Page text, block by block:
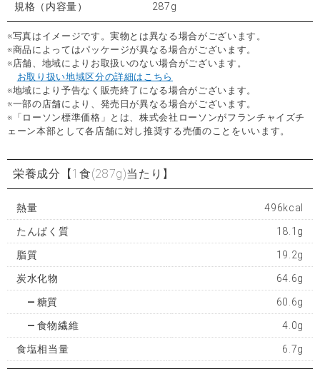
規格（内容量） 287g
※写真はイメージです。実物とは異なる場合がございます。
※商品によってはパッケージが異なる場合がございます。
※店舗、地域によりお取扱いのない場合がございます。
お取り扱い地域区分の詳細はこちら
※地域により予告なく販売終了になる場合がございます。
※一部の店舗により、発売日が異なる場合がございます。
※「ローソン標準価格」とは、株式会社ローソンがフランチャイズチ
ェーン本部として各店舗に対し推奨する売価のことをいいます。
栄養成分 【1食(287g)当たり】
熱量 496kcal
たんぱく質 18.1g
脂質 19.2g
炭水化物 64.6g
糖質 60.6g
食物繊維 4.0g
食塩相当量 6.7g